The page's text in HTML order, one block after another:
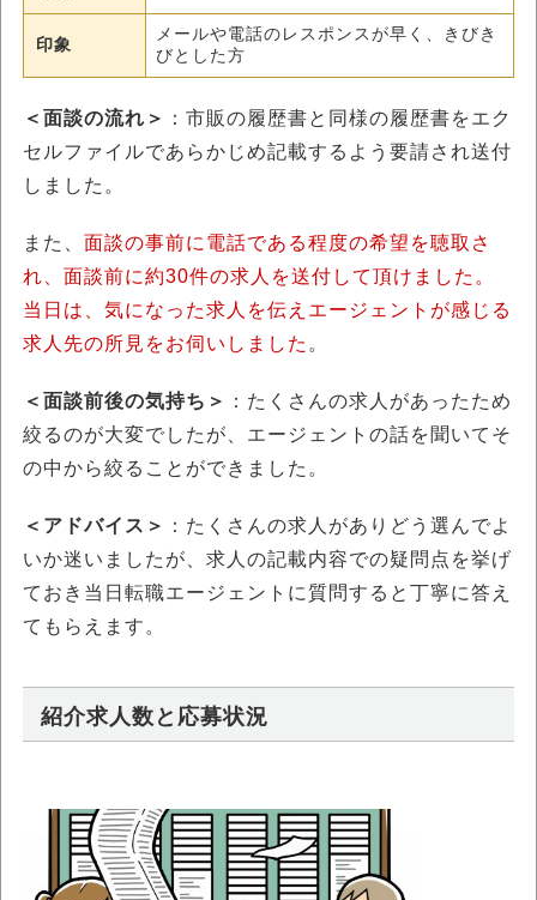
印象
メールや電話のレスポンスが早く、きびき
びとした方
＜面談の流れ＞
：市販の履歴書と同様の履歴書をエク
セルファイルであらかじめ記載するよう要請され送付
しました。
また、 面談の事前に電話である程度の希望を聴取さ
れ、面談前に約30件の求人を送付して頂けました。
当日は、気になった求人を伝えエージェントが感じる
求人先の所見をお伺いしました 。
＜面談前後の気持ち＞
：たくさんの求人があったため
絞るのが大変でしたが、エージェントの話を聞いてそ
の中から絞ることができました。
＜アドバイス＞
：たくさんの求人がありどう選んでよ
いか迷いましたが、求人の記載内容での疑問点を挙げ
ておき当日転職エージェントに質問すると丁寧に答え
てもらえます。
紹介求人数と応募状況